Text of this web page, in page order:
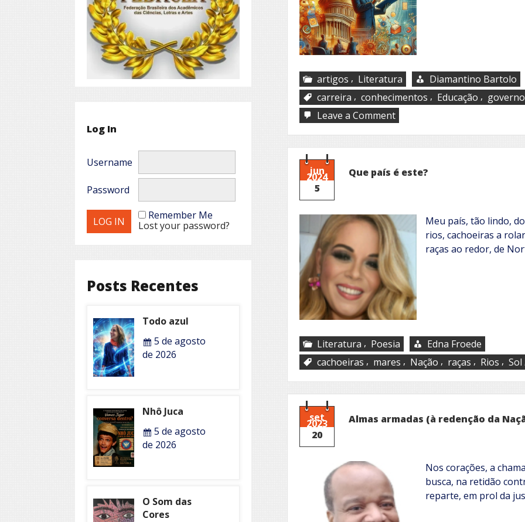
artigos , Literatura
Diamantino Bartolo
carreira , conhecimentos , Educação , governo
Leave a Commenton
Orientação
governamental
na
jun
2024
5
Que país é este?
Meu país, tão lindo,
rios, cachoeiras a
raças ao redor, de
Literatura , Poesia
Edna Froede
cachoeiras , mares , Nação , raças , Rios , Sol
set
2023
20
Almas armadas (à redenção da
Nos corações, a
busca, na retidão
reparte, em prol da
Log In
Username
Password
Remember Me
Lost your password?
Posts Recentes
Todo azul
5 de agosto
de 2026
Nhô Juca
5 de agosto
de 2026
O Som das
Cores